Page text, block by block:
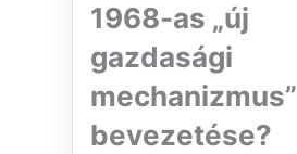
1968-as „új
gazdasági
mechanizmus”
bevezetése?